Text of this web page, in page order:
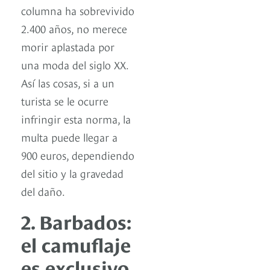
columna ha sobrevivido
2.400 años, no merece
morir aplastada por
una moda del siglo XX.
Así las cosas, si a un
turista se le ocurre
infringir esta norma, la
multa puede llegar a
900 euros, dependiendo
del sitio y la gravedad
del daño.
2. Barbados:
el camuflaje